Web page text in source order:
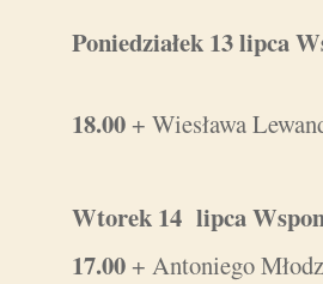
Poniedziałek 13 lipca
18.00+ Wiesława
Wtorek 14 lipca
17.00+ Antoniego